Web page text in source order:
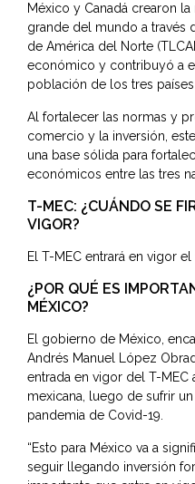
México y Canadá crearon
grande del mundo a través
de América del Norte
económico y contribuyó a
población de los tres
Al fortalecer las normas y
comercio y la inversión,
una base sólida para
económicos entre las tres
T-MEC: ¿CUÁNDO SE
VIGOR?
El T-MEC entrará en vigor
¿POR QUÉ ES
MÉXICO?
El gobierno de México,
Andrés Manuel López
entrada en vigor del T-MEC
mexicana, luego de sufrir
pandemia de Covid-19.
“Esto para México va a
seguir llegando inversión